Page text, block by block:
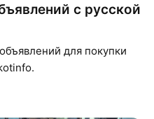
с русской
для покупки